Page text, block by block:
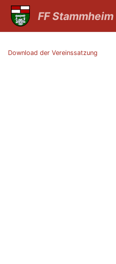
FF Stammheim
Download der Vereinssatzung